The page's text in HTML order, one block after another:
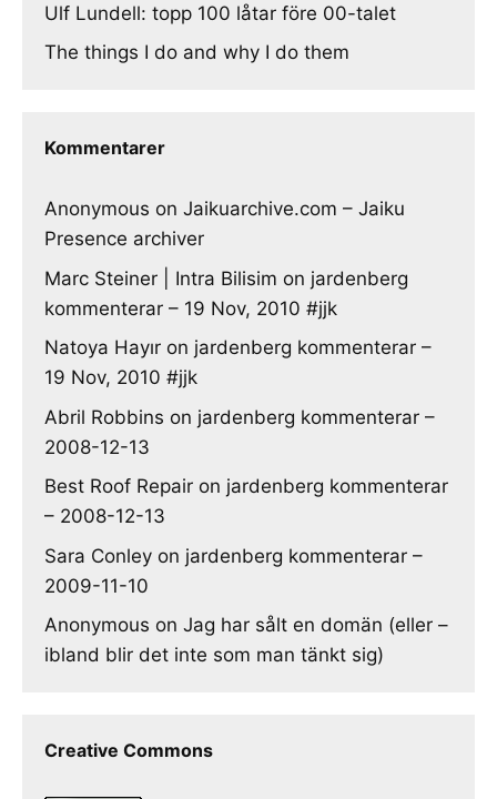
Ulf Lundell: topp 100 låtar före 00-talet
The things I do and why I do them
Kommentarer
Anonymous on Jaikuarchive.com – Jaiku
Presence archiver
Marc Steiner | Intra Bilisim on jardenberg
kommenterar – 19 Nov, 2010 #jjk
Natoya Hayır on jardenberg kommenterar –
19 Nov, 2010 #jjk
Abril Robbins on jardenberg kommenterar –
2008-12-13
Best Roof Repair on jardenberg kommenterar
– 2008-12-13
Sara Conley on jardenberg kommenterar –
2009-11-10
Anonymous on Jag har sålt en domän (eller –
ibland blir det inte som man tänkt sig)
Creative Commons